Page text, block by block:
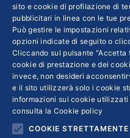
Colophon editoriali
Disclaimer
Privacy
Coordinate Bancarie
sito e cookie di profilazione di
pubblicitari in linea con le tue
Può gestire le impostazioni
opzioni indicate di seguito o
Cliccando sul pulsante
cookie di prestazione e dei
invece, non desideri
e il sito utilizzerà solo i cookie
informazioni sui cookie utilizzati
consulta la Cookie policy
COOKIE